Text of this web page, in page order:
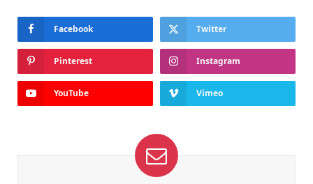
Facebook Twitter
Pinterest Instagram
YouTube Vimeo